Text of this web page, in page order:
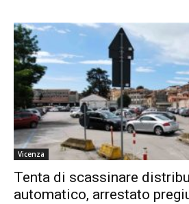
Vicenza
Tenta di scassinare
automatico, arrestato